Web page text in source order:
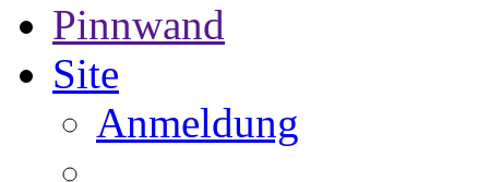
Pinnwand
Site
Anmeldung